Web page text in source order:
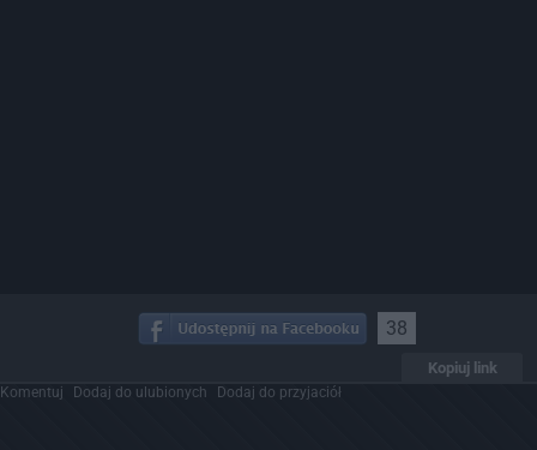
38
Kopiuj link
Komentuj Dodaj do ulubionych Dodaj do przyjaciół